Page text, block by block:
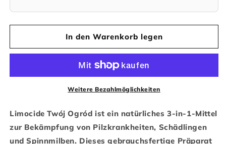
75
Twój
Fungizid
75
ml
Twój
Ogród
Insektizid
Fungizid
In den Warenkorb legen
Weitere Bezahlmöglichkeiten
Limocide Twój Ogród ist ein natürliches 3-in-1-Mittel
zur Bekämpfung von Pilzkrankheiten, Schädlingen
und Spinnmilben. Dieses gebrauchsfertige Präparat